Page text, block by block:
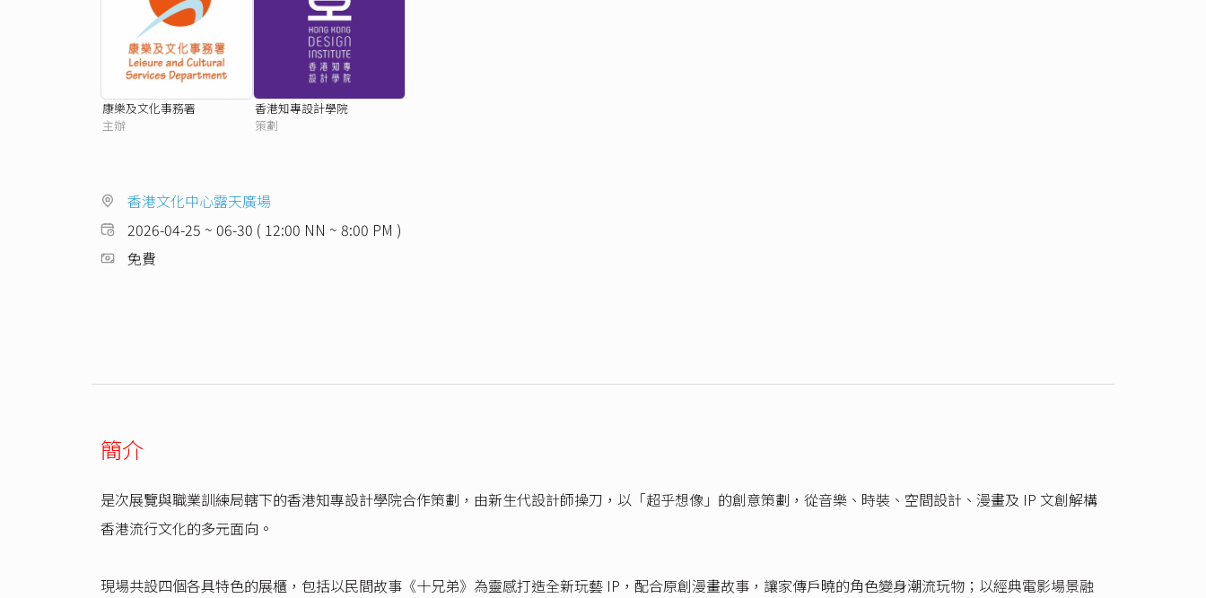
康樂及文化事務署
主辦
香港知專設計學院
策劃
香港文化中心露天廣場
2026-04-25 ~ 06-30 ( 12:00 NN ~ 8:00 PM )
免費
簡介
是次展覽與職業訓練局轄下的香港知專設計學院合作策劃，由新生代設計師操刀，以「超乎想像」的創意策劃，從音樂、時裝、空間設計、漫畫及 IP 文創解構
香港流行文化的多元面向。
現場共設四個各具特色的展櫃，包括以民間故事《十兄弟》為靈感打造全新玩藝 IP，配合原創漫畫故事，讓家傳戶曉的角色變身潮流玩物；以經典電影場景融